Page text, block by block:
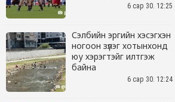
6 сар 30. 12:25
Сэлбийн эргийн хэсэгхэн
ногоон зүлэг хотынхонд
юу хэрэгтэйг илтгэж
байна
6 сар 30. 12:24